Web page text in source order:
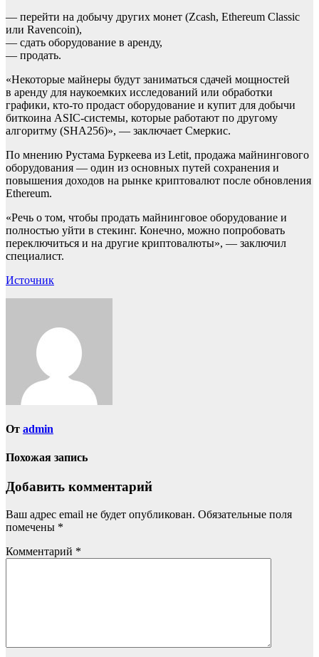
— перейти на добычу других монет (Zcash, Ethereum Classic
или Ravencoin),
— сдать оборудование в аренду,
— продать.
«Некоторые майнеры будут заниматься сдачей мощностей
в аренду для наукоемких исследований или обработки
графики, кто-то продаст оборудование и купит для добычи
биткоина ASIC-системы, которые работают по другому
алгоритму (SHA256)», — заключает Смеркис.
По мнению Рустама Буркеева из Letit, продажа майнингового
оборудования — один из основных путей сохранения и
повышения доходов на рынке криптовалют после обновления
Ethereum.
«Речь о том, чтобы продать майнинговое оборудование и
полностью уйти в стекинг. Конечно, можно попробовать
переключиться и на другие криптовалюты», — заключил
специалист.
Источник
От admin
Похожая запись
Добавить комментарий
Ваш адрес email не будет опубликован. Обязательные поля
помечены *
Комментарий *